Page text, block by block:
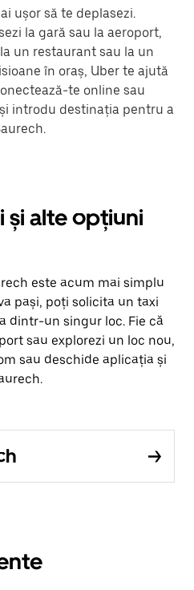
ușor să te deplasezi.
la gară sau la aeroport,
un restaurant sau la un
în oraș, Uber te ajută
te online sau
introdu destinația pentru a
și alte opțiuni
este acum mai simplu
pași, poți solicita un taxi
dintr-un singur loc. Fie că
sau explorezi un loc nou,
sau deschide aplicația și